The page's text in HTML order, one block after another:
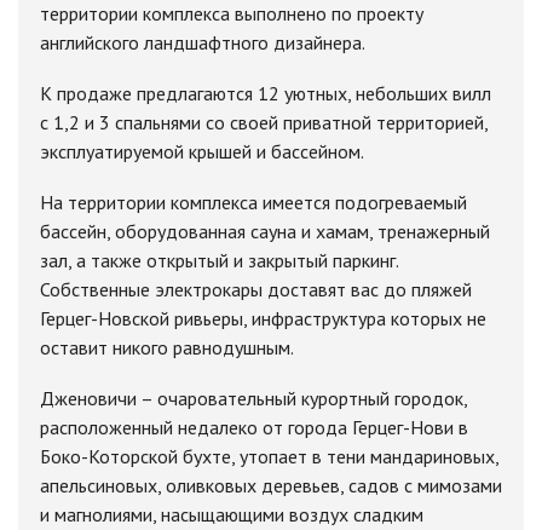
территории комплекса выполнено по проекту
английского ландшафтного дизайнера.
К продаже предлагаются 12 уютных, небольших вилл
с 1,2 и 3 спальнями со своей приватной территорией,
эксплуатируемой крышей и бассейном.
На территории комплекса имеется подогреваемый
бассейн, оборудованная сауна и хамам, тренажерный
зал, а также открытый и закрытый паркинг.
Собственные электрокары доставят вас до пляжей
Герцег-Новской ривьеры, инфраструктура которых не
оставит никого равнодушным.
Дженовичи – очаровательный курортный городок,
расположенный недалеко от города Герцег-Нови в
Боко-Которской бухте, утопает в тени мандариновых,
апельсиновых, оливковых деревьев, садов с мимозами
и магнолиями, насыщающими воздух сладким